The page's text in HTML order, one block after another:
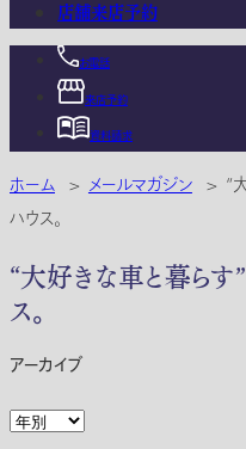
店舗来店予約
お電話
来店予約
資料請求
ホーム > メールマガジン > “
ハウス。
“大好きな車と暮ら
ス。
アーカイブ